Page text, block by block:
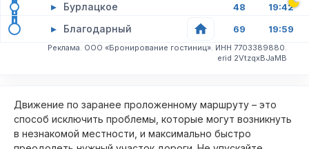
▸ Бурлацкое 48 19:42
▸ Благодарный 69 19:59
Реклама. ООО «Бронирование гостиниц». ИНН 7703389880.
erid 2VtzqxBJaMB
Движение по заранее проложенному маршруту – это
способ исключить проблемы, которые могут возникнуть
в незнакомой местности, и максимально быстро